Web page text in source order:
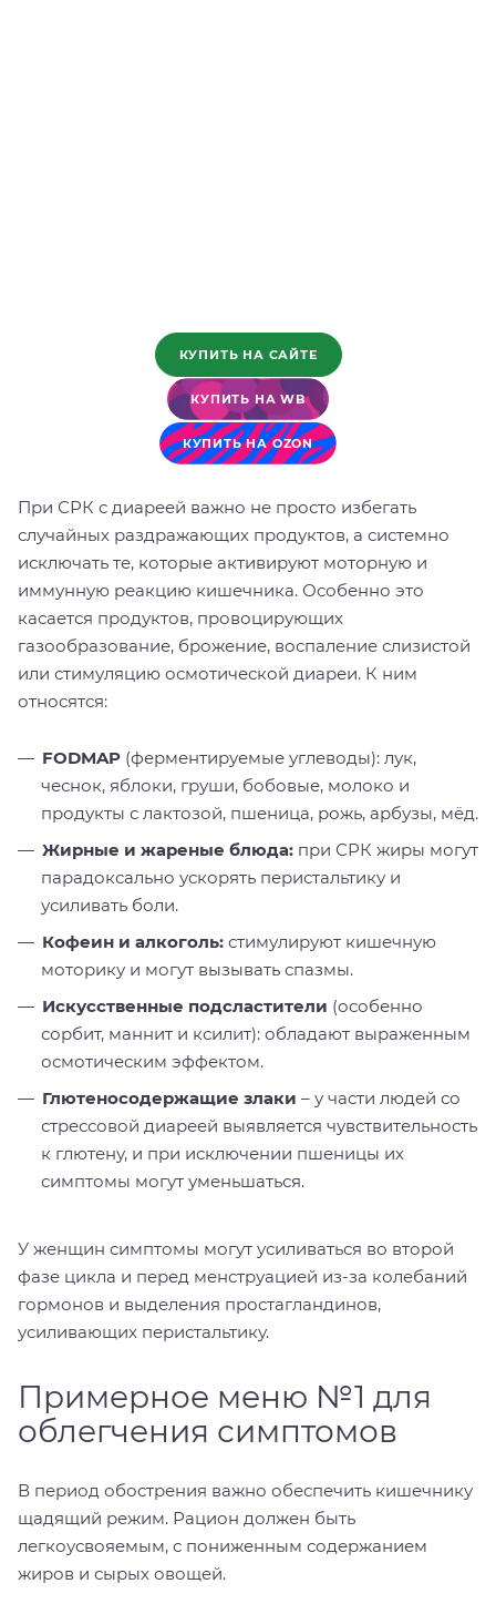
КУПИТЬ НА САЙТЕ
КУПИТЬ НА WB
КУПИТЬ НА OZON
При СРК с диареей важно не просто избегать
случайных раздражающих продуктов, а системно
исключать те, которые активируют моторную и
иммунную реакцию кишечника. Особенно это
касается продуктов, провоцирующих
газообразование, брожение, воспаление слизистой
или стимуляцию осмотической диареи. К ним
относятся:
FODMAP (ферментируемые углеводы): лук,
чеснок, яблоки, груши, бобовые, молоко и
продукты с лактозой, пшеница, рожь, арбузы, мёд.
Жирные и жареные блюда: при СРК жиры могут
парадоксально ускорять перистальтику и
усиливать боли.
Кофеин и алкоголь: стимулируют кишечную
моторику и могут вызывать спазмы.
Искусственные подсластители (особенно
сорбит, маннит и ксилит): обладают выраженным
осмотическим эффектом.
Глютеносодержащие злаки – у части людей со
стрессовой диареей выявляется чувствительность
к глютену, и при исключении пшеницы их
симптомы могут уменьшаться.
У женщин симптомы могут усиливаться во второй
фазе цикла и перед менструацией из-за колебаний
гормонов и выделения простагландинов,
усиливающих перистальтику.
Примерное меню №1 для
облегчения симптомов
В период обострения важно обеспечить кишечнику
щадящий режим. Рацион должен быть
легкоусвояемым, с пониженным содержанием
жиров и сырых овощей.